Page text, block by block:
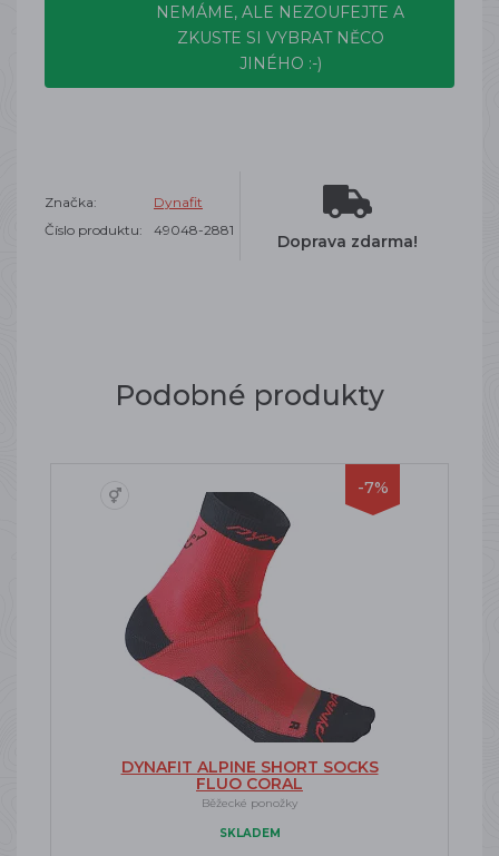
NEMÁME, ALE NEZOUFEJTE A
ZKUSTE SI VYBRAT NĚCO
JINÉHO :-)
Značka:
Dynafit
Číslo produktu:
49048-2881
Doprava zdarma!
Podobné produkty
-7%
DYNAFIT ALPINE SHORT SOCKS
FLUO CORAL
Běžecké ponožky
SKLADEM